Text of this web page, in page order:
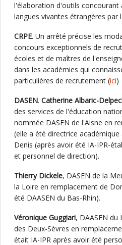
l'élaboration d'outils concourant
langues vivantes étrangères par
CRPE. Un arrêté précise les
concours exceptionnels de
écoles et de maîtres de
dans les académies qui
particulières de recrutement (ici)
DASEN. Catherine Albaric-
des services de l'éducation
nommée DASEN de l'Aisne en
(elle a été directrice
Denis (après avoir été IA-IPR-
et personnel de direction).
Thierry Dickele, DASEN de la
la Loire en remplacement de
été DAASEN du Bas-Rhin).
Véronique Guggiari, DAASEN
des Deux-Sèvres en
était IA-IPR après avoir été